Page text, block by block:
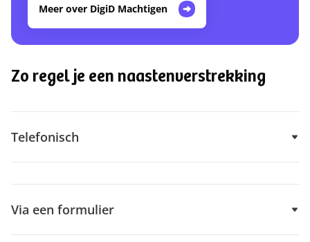
Meer over DigiD Machtigen
Zo regel je een naastenverstrekking
Telefonisch
Via een formulier